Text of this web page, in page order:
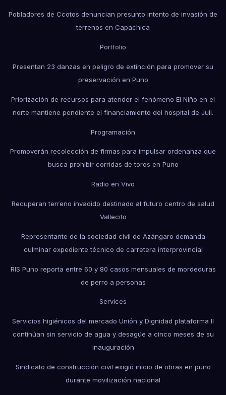
Pobladores de Ccotos denuncian presunto intento de invasión de
terrenos en Capachica
Portfolio
Presentan 23 danzas en peligro de extinción para promover su
preservación en Puno
Priorización de recursos para atender el fenómeno El Niño en el
norte mantiene pendiente el financiamiento del hospital de Juli.
Programación
Promoverán recolección de firmas para impulsar ordenanza que
busca prohibir corridas de toros en Puno
Radio en Vivo
Recuperan terreno invadido destinado al futuro centro de salud
Vallecito
Representante de la sociedad civil de Azángaro demanda
culminar expediente técnico de carretera interprovincial
RIS Puno reporta entre 60 y 80 casos mensuales de mordeduras
de perro a personas
Services
Servicios higiénicos del mercado Unión y Dignidad plataforma II
continúan sin servicio de agua y desagüe a cinco meses de su
inauguración
Sindicato de construcción civil exigió inicio de obras en puno
durante movilización nacional